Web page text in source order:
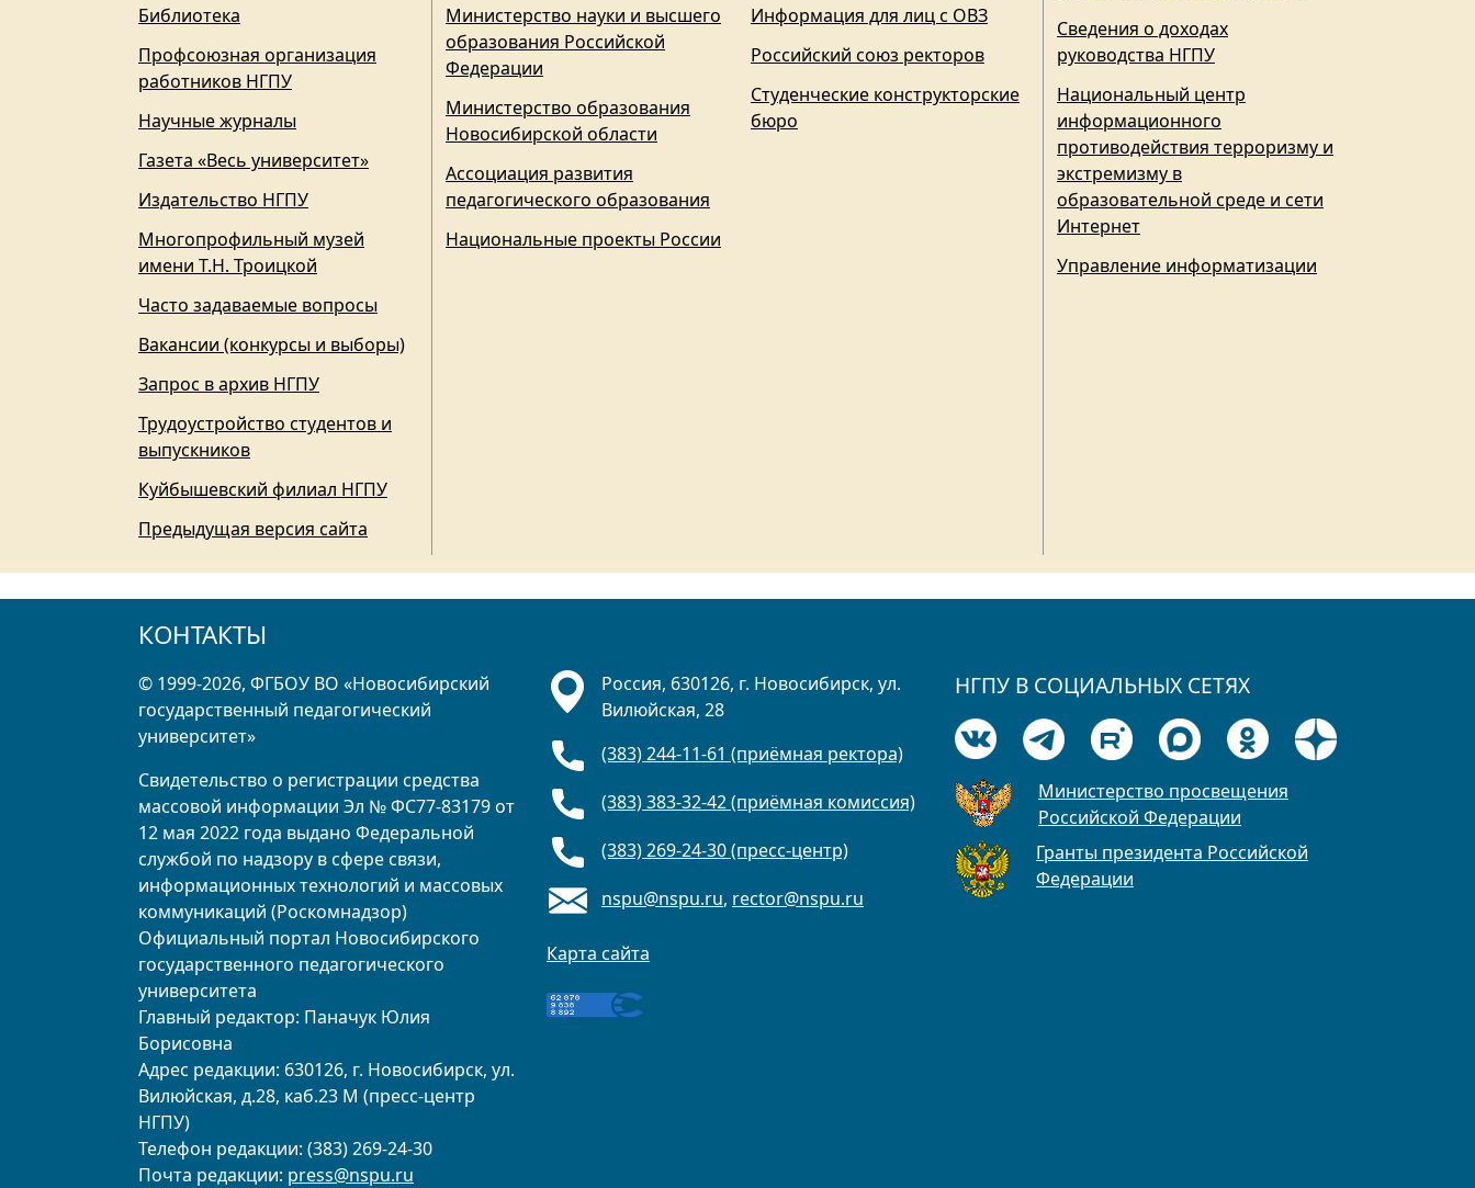
Библиотека
Профсоюзная организация
работников НГПУ
Научные журналы
Газета «Весь университет»
Издательство НГПУ
Многопрофильный музей
имени Т.Н. Троицкой
Часто задаваемые вопросы
Вакансии (конкурсы и выборы)
Запрос в архив НГПУ
Трудоустройство студентов и
выпускников
Куйбышевский филиал НГПУ
Предыдущая версия сайта
Министерство науки и высшего
образования Российской
Федерации
Министерство образования
Новосибирской области
Ассоциация развития
педагогического образования
Национальные проекты России
Информация для лиц с ОВЗ
Российский союз ректоров
Студенческие конструкторские
бюро
Сведения о доходах
руководства НГПУ
Национальный центр
информационного
противодействия терроризму и
экстремизму в
образовательной среде и сети
Интернет
Управление информатизации
КОНТАКТЫ
© 1999-2026, ФГБОУ ВО «Новосибирский
государственный педагогический
университет»
Свидетельство о регистрации средства
массовой информации Эл № ФС77-83179 от
12 мая 2022 года выдано Федеральной
службой по надзору в сфере связи,
информационных технологий и массовых
коммуникаций (Роскомнадзор)
Официальный портал Новосибирского
государственного педагогического
университета
Главный редактор: Паначук Юлия
Борисовна
Адрес редакции: 630126, г. Новосибирск, ул.
Вилюйская, д.28, каб.23 М (пресс-центр
НГПУ)
Телефон редакции: (383) 269-24-30
Почта редакции: press@nspu.ru
Россия, 630126, г. Новосибирск, ул.
Вилюйская, 28
(383) 244-11-61 (приёмная ректора)
(383) 383-32-42 (приёмная комиссия)
(383) 269-24-30 (пресс-центр)
nspu@nspu.ru, rector@nspu.ru
Карта сайта
НГПУ В СОЦИАЛЬНЫХ СЕТЯХ
Министерство просвещения
Российской Федерации
Гранты президента Российской
Федерации